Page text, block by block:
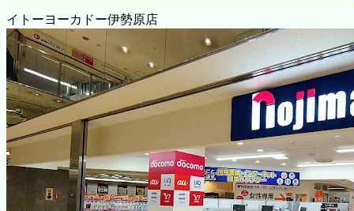
イトーヨーカドー伊勢原店